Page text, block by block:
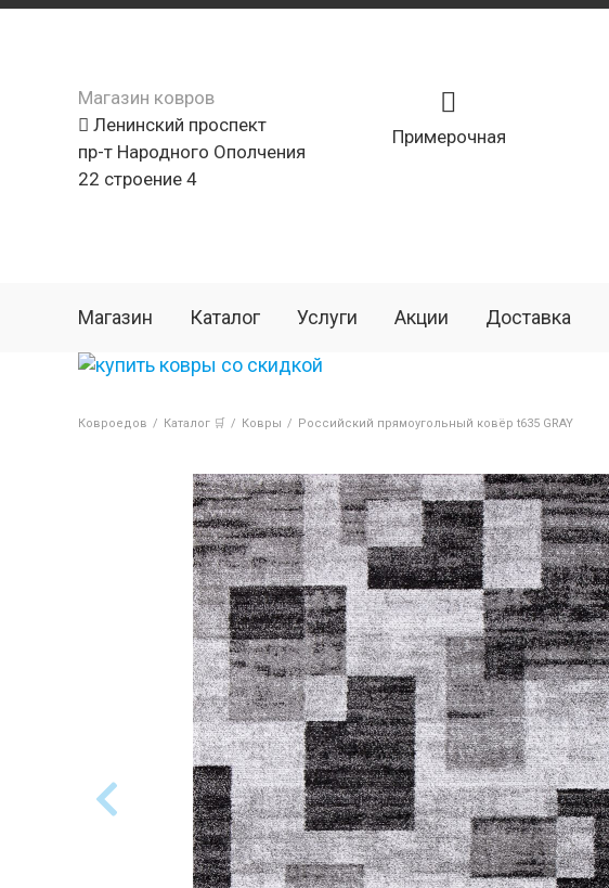
Магазин ковров
Ленинский проспект
пр-т Народного Ополчения
22 строение 4
Примерочная
Магазин Каталог Услуги Акции Доставка
Ковроедов / Каталог 🛒 / Ковры / Российский прямоугольный ковёр t635 GRAY